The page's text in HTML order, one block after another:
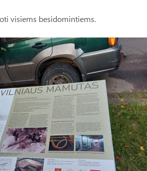
visiems besidomintiems.